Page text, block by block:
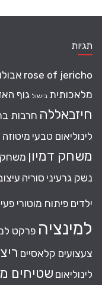
תגיות
rose of jericho
מלאכותית בישול גוף
חיזבאללה חרבות
לינוליאום טבעי מיטוזה
משחק דמיון
נשק גרעיני סוריה
ילדים פיתוח מוטורי
למינציה פרקט
צעצועים קלאסיים
לינוליאום שטיחים